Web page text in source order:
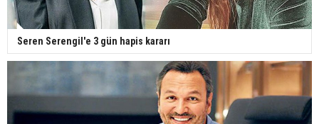
Seren Serengil'e 3 gün hapis kararı